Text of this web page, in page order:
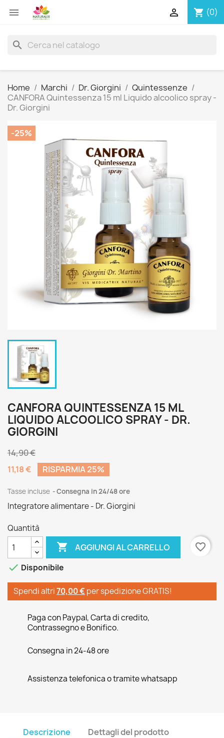
 shopping_cart (0)

search
Home Marchi Dr. Giorgini
Quintessenze
CANFORA Quintessenza 15 ml Liquido alcoolico spray -
Dr. Giorgini
-25%
CANFORA QUINTESSENZA 15 ML
LIQUIDO ALCOOLICO SPRAY - DR.
GIORGINI
14,90 €
11,18 €
RISPARMIA 25%
Tasse incluse Consegna in 24/48 ore
Integratore alimentare - Dr. Giorgini
Quantità
 AGGIUNGI AL CARRELLO
favorite_border
 Disponibile
Spendi altri70,00 € per spedizione GRATIS!
Paga con Paypal, Carta di credito,
Contrassegno e Bonifico.
Consegna in 24-48 ore
Assistenza telefonica o tramite whatsapp
Descrizione Dettagli del prodotto